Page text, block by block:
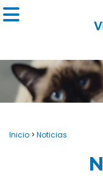
Inicio > Noticias